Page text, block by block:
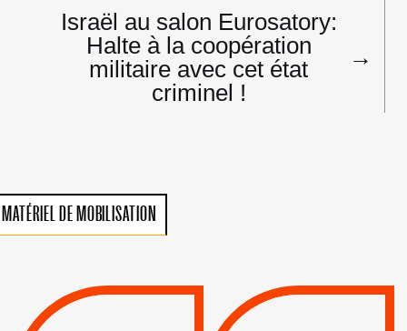
Israël au salon Eurosatory:
Halte à la coopération
militaire avec cet état
criminel !
→
MATÉRIEL DE MOBILISATION
VIOLATIONS DES